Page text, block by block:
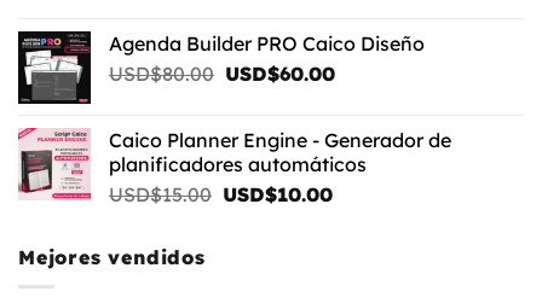
Agenda Builder PRO Caico Diseño
USD$80.00 El
era:
USD$80.00.
USD$60.00El
es:
USD$60.00.
Caico Planner Engine - Generador de
planificadores automáticos
USD$15.00 El
USD$10.00El
Mejores vendidos